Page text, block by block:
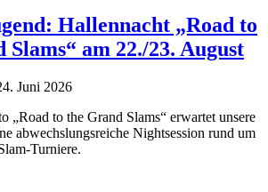
Hallennacht „Road to
Slams“ am 22./23. August
Juni 2026
„Road to the Grand Slams“ erwartet unsere
abwechslungsreiche Nightsession rund um
Turniere.